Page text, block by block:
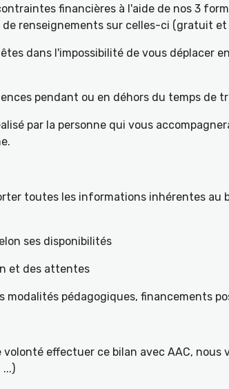
financières à l'aide de nos 3
renseignements sur celles-ci (gratuit et
dans l'impossibilité de vous déplacer
pendant ou en déhors du temps de
par la personne qui vous
toutes les informations inhérentes au
ses disponibilités
et des attentes
pédagogiques, financements
effectuer ce bilan avec AAC,